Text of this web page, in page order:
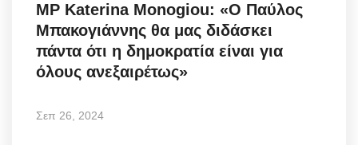
MP Katerina Monogiou: «Ο Παύλος
Μπακογιάννης θα μας διδάσκει
πάντα ότι η δημοκρατία είναι για
όλους ανεξαιρέτως»
Σεπ 26, 2024